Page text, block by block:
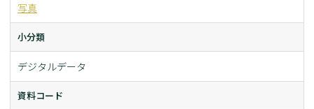
写真
小分類
デジタルデータ
資料コード